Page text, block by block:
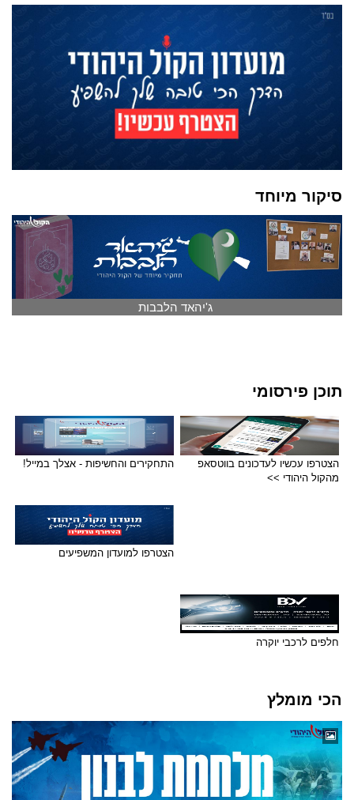
סיקור מיוחד
ג'יהאד הלבבות
תוכן פירסומי
הצטרפו עכשיו לעדכונים בווטסאפ
מהקול היהודי >>
התחקירים והחשיפות - אצלך במייל!
הצטרפו למועדון המשפיעים
חלפים לרכבי יוקרה
הכי מומלץ